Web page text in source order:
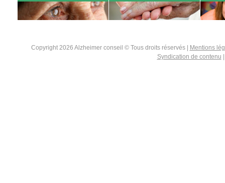
Copyright 2026 Alzheimer conseil © Tous droits réservés | Mentions
Syndication de contenu